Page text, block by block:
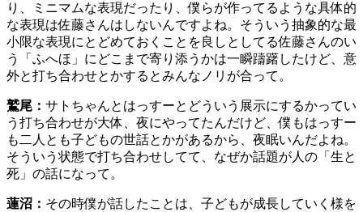
り、ミニマムな表現だったり、僕らが作ってるような具体的
な表現は佐藤さんはしないんですよね。そういう抽象的な最
小限な表現にとどめておくことを良しとしてる佐藤さんのい
う「ふへほ」にどこまで寄り添うかは一瞬躊躇したけど、意
外と打ち合わせとかするとみんなノリが合って。
鷲尾： サトちゃんとはっすーとどういう展示にするかってい
う打ち合わせが大体、夜にやってたんだけど、僕もはっすー
も二人とも子どもの世話とかがあるから、夜眠いんだよね。
そういう状態で打ち合わせしてて、なぜか話題が人の「生と
死」の話になって。
蓮沼： その時僕が話したことは、子どもが成長していく様を